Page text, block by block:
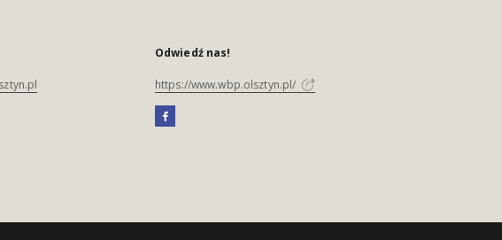
Odwiedź nas!
https://www.wbp.olsztyn.pl/